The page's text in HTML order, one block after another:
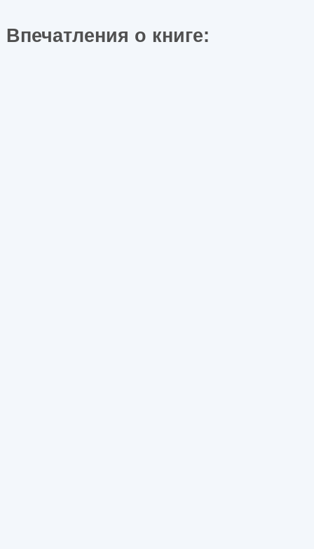
Впечатления о книге: